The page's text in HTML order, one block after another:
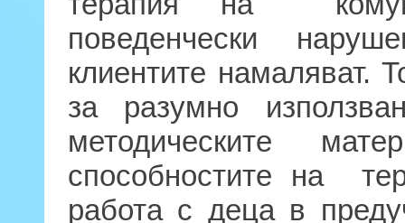
поведенчески
клиентите намаляват.
за разумно
методическите
способностите на
работа с деца в